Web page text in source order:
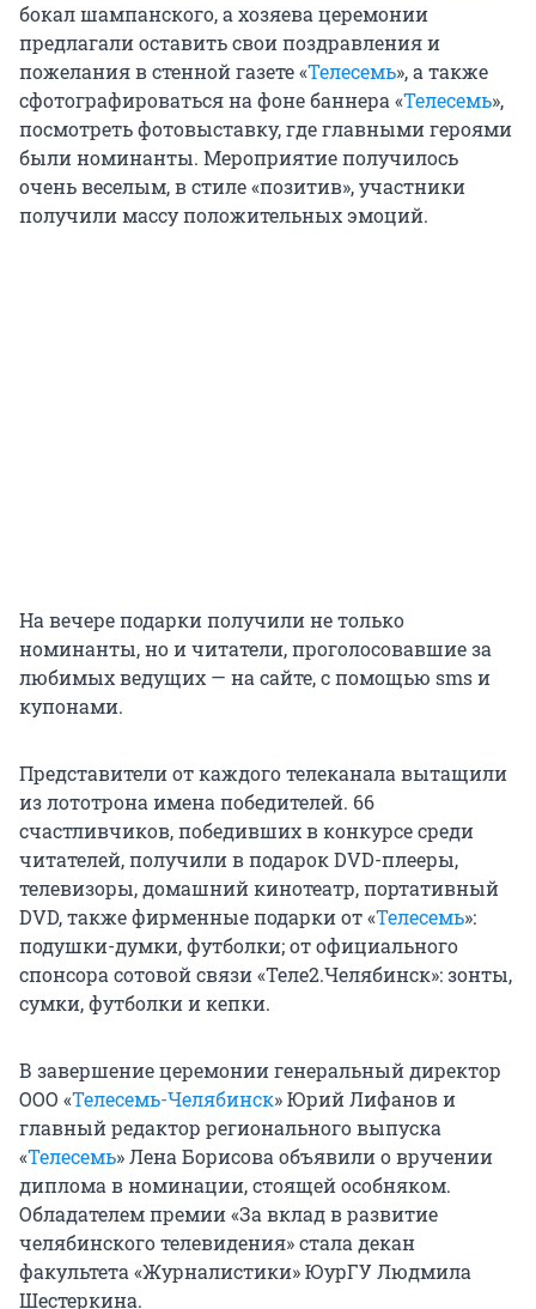
бокал шампанского, а хозяева церемонии
предлагали оставить свои поздравления и
пожелания в стенной газете «Телесемь», а также
сфотографироваться на фоне баннера «Телесемь»,
посмотреть фотовыставку, где главными героями
были номинанты. Мероприятие получилось
очень веселым, в стиле «позитив», участники
получили массу положительных эмоций.
На вечере подарки получили не только
номинанты, но и читатели, проголосовавшие за
любимых ведущих — на сайте, с помощью sms и
купонами.
Представители от каждого телеканала вытащили
из лототрона имена победителей. 66
счастливчиков, победивших в конкурсе среди
читателей, получили в подарок DVD-плееры,
телевизоры, домашний кинотеатр, портативный
DVD, также фирменные подарки от «Телесемь»:
подушки-думки, футболки; от официального
спонсора сотовой связи «Теле2.Челябинск»: зонты,
сумки, футболки и кепки.
В завершение церемонии генеральный директор
ООО «Телесемь-Челябинск» Юрий Лифанов и
главный редактор регионального выпуска
«Телесемь» Лена Борисова объявили о вручении
диплома в номинации, стоящей особняком.
Обладателем премии «За вклад в развитие
челябинского телевидения» стала декан
факультета «Журналистики» ЮурГУ Людмила
Шестеркина.